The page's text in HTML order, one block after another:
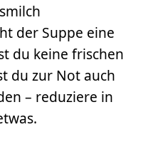
der Suppe eine
du keine frischen
du zur Not auch
– reduziere in